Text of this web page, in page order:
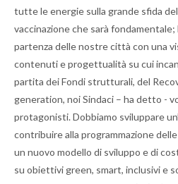
tutte le energie sulla grande sfida
vaccinazione che sarà fondamentale;
partenza delle nostre città con una
contenuti e progettualità su cui
partita dei Fondi strutturali, del
generation, noi Sindaci – ha detto -
protagonisti. Dobbiamo sviluppare
contribuire alla programmazione
un nuovo modello di sviluppo e di
su obiettivi green, smart, inclusivi e